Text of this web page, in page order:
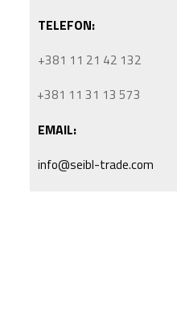
TELEFON:
+381 11 21 42 132
+381 11 31 13 573
EMAIL:
info@seibl-trade.com